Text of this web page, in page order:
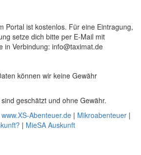
Portal ist kostenlos. Für eine Eintragung,
setze dich bitte per E-Mail mit
in Verbindung: info@taximat.de
können wir keine Gewähr
geschätzt und ohne Gewähr.
www.XS-Abenteuer.de | Mikroabenteuer |
| MieSA Auskunft